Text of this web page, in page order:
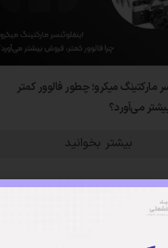
مارکتینگ میکرو؛ چطور فالوور کمتر
می‌آورد؟
بیشتر بخوانید